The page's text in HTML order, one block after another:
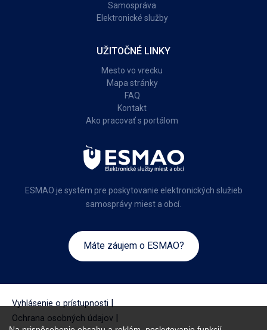
Samospráva
Elektronické služby
UŽITOČNÉ LINKY
Mesto vo vrecku
Mapa stránky
FAQ
Kontakt
Ako pracovať s portálom
ESMAO je systém pre poskytovanie elektronických služieb
samosprávy miest a obcí.
Máte záujem o ESMAO?
Vyhlásenie o prístupnosti |
Ochrana osobných údajov |